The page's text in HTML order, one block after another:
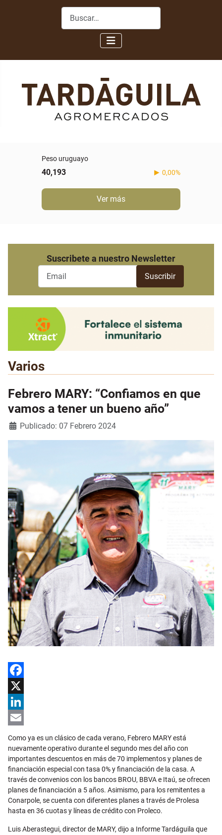
Buscar
Peso uruguayo
40,193 0,00%
Ver más
Suscribete a nuestro Newsletter
Varios
Febrero MARY: “Confiamos en que
vamos a tener un bueno año”
Detalles
Publicado: 07 Febrero 2024
Facebook
X
LinkedIn
Como ya es un clásico de cada verano, Febrero MARY está
nuevamente operativo durante el segundo mes del año con
importantes descuentos en más de 70 implementos y planes de
financiación especial con tasa 0% y financiación de la casa. A
través de convenios con los bancos BROU, BBVA e Itaú, se ofrecen
planes de financiación a 5 años. Asimismo, para los remitentes a
Conarpole, se cuenta con diferentes planes a través de Prolesa
hasta en 36 cuotas y líneas de crédito con Proleco.
Luis Aberastegui, director de MARY, dijo a Informe Tardáguila que